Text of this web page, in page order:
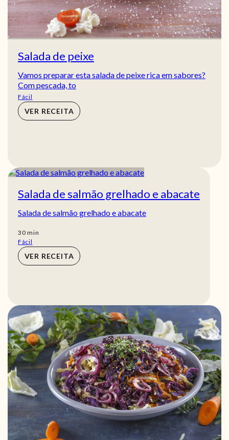
Salada de peixe
Vamos preparar esta salada de peixe rica em sabores?
Com pescada, to
Fácil
VER RECEITA
Salada de salmão grelhado e abacate
Salada de salmão grelhado e abacate
30min
min
Fácil
VER RECEITA